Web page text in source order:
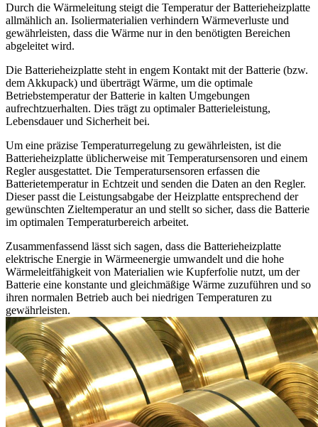
Durch die Wärmeleitung steigt die Temperatur der Batterieheizplatte
allmählich an. Isoliermaterialien verhindern Wärmeverluste und
gewährleisten, dass die Wärme nur in den benötigten Bereichen
abgeleitet wird.
Die Batterieheizplatte steht in engem Kontakt mit der Batterie (bzw.
dem Akkupack) und überträgt Wärme, um die optimale
Betriebstemperatur der Batterie in kalten Umgebungen
aufrechtzuerhalten. Dies trägt zu optimaler Batterieleistung,
Lebensdauer und Sicherheit bei.
Um eine präzise Temperaturregelung zu gewährleisten, ist die
Batterieheizplatte üblicherweise mit Temperatursensoren und einem
Regler ausgestattet. Die Temperatursensoren erfassen die
Batterietemperatur in Echtzeit und senden die Daten an den Regler.
Dieser passt die Leistungsabgabe der Heizplatte entsprechend der
gewünschten Zieltemperatur an und stellt so sicher, dass die Batterie
im optimalen Temperaturbereich arbeitet.
Zusammenfassend lässt sich sagen, dass die Batterieheizplatte
elektrische Energie in Wärmeenergie umwandelt und die hohe
Wärmeleitfähigkeit von Materialien wie Kupferfolie nutzt, um der
Batterie eine konstante und gleichmäßige Wärme zuzuführen und so
ihren normalen Betrieb auch bei niedrigen Temperaturen zu
gewährleisten.